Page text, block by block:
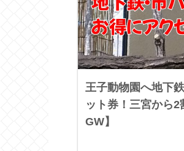
王子動物園へ地下
ット券！三宮から2
GW】